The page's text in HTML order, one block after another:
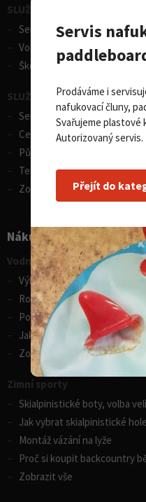
SLUŽBY - vodní sporty
Servis lodí a člunů
Vodácká půjčovna lodí
Škola eskymování
SLUŽBY - zimní sporty
Servis lyží
Celosezonní půjčovna lyží
Půjčovna lyží
Test centrum SPORTEN
Zobrazit vše
Nákupní rádce
Vodní sporty
Výběr pádla na paddleboard
Rozdíly v paddleboardech
Porovnání kánoí Gumotex
Jak vybrat kajak
Zobrazit vše
Zimní sporty
Skialpinistické boty, volba
Jak vybrat skialpinistické hole
Montáž vázání na lyže
Proč si koupit backcountry
Zobrazit vše
Servis
Prodáváme i
nafukovací čluny,
Svařujeme plastové
Autorizovaný servis.
Přejít do